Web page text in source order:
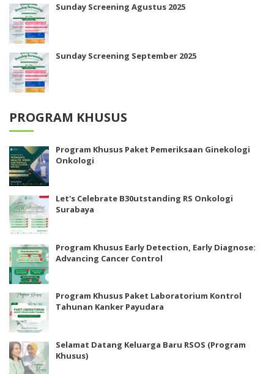
Sunday Screening Agustus 2025
Sunday Screening September 2025
PROGRAM KHUSUS
Program Khusus Paket Pemeriksaan Ginekologi
Onkologi
Let's Celebrate B30utstanding RS Onkologi
Surabaya
Program Khusus Early Detection, Early Diagnose:
Advancing Cancer Control
Program Khusus Paket Laboratorium Kontrol
Tahunan Kanker Payudara
Selamat Datang Keluarga Baru RSOS (Program
Khusus)